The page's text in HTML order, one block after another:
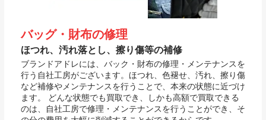
バッグ・財布の修理
ほつれ、汚れ落とし、擦り傷等の補修
ブランドアドレには、バック・財布の修理・メンテナンスを
行う自社工房がございます。ほつれ、色褪せ、汚れ、擦り傷
など補修やメンテナンスを行うことで、本来の状態に近づけ
ます。 どんな状態でも買取でき、しかも高額で買取できる
のは、自社工房で修理・メンテナンスを行うことができ、そ